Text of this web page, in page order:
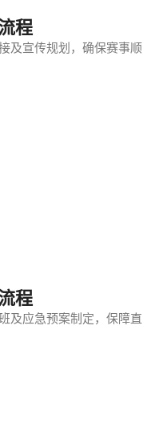
程
及宣传规划，确保赛事顺
程
及应急预案制定，保障直